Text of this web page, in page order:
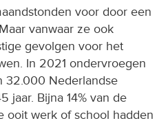
voor door een
vanwaar ze ook
gevolgen voor het
In 2021 ondervroegen
32.000 Nederlandse
jaar. Bijna 14% van de
ooit werk of school hadden